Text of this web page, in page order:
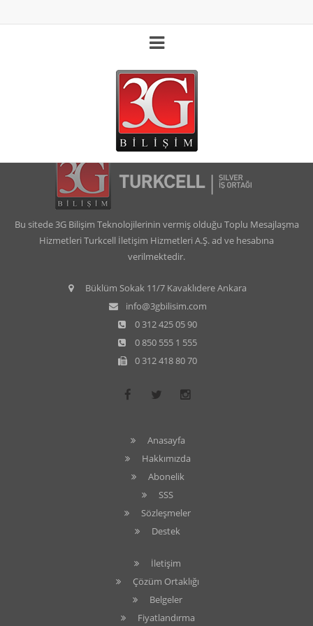
Bu sitede 3G Bilişim Teknolojilerinin vermiş olduğu Toplu Mesajlaşma
Hizmetleri Turkcell İletişim Hizmetleri A.Ş. ad ve hesabına
verilmektedir.
Büklüm Sokak 11/7 Kavaklıdere Ankara
info@3gbilisim.com
0 312 425 05 90
0 850 555 1 555
0 312 418 80 70
Anasayfa
Hakkımızda
Abonelik
SSS
Sözleşmeler
Destek
İletişim
Çözüm Ortaklığı
Belgeler
Fiyatlandırma